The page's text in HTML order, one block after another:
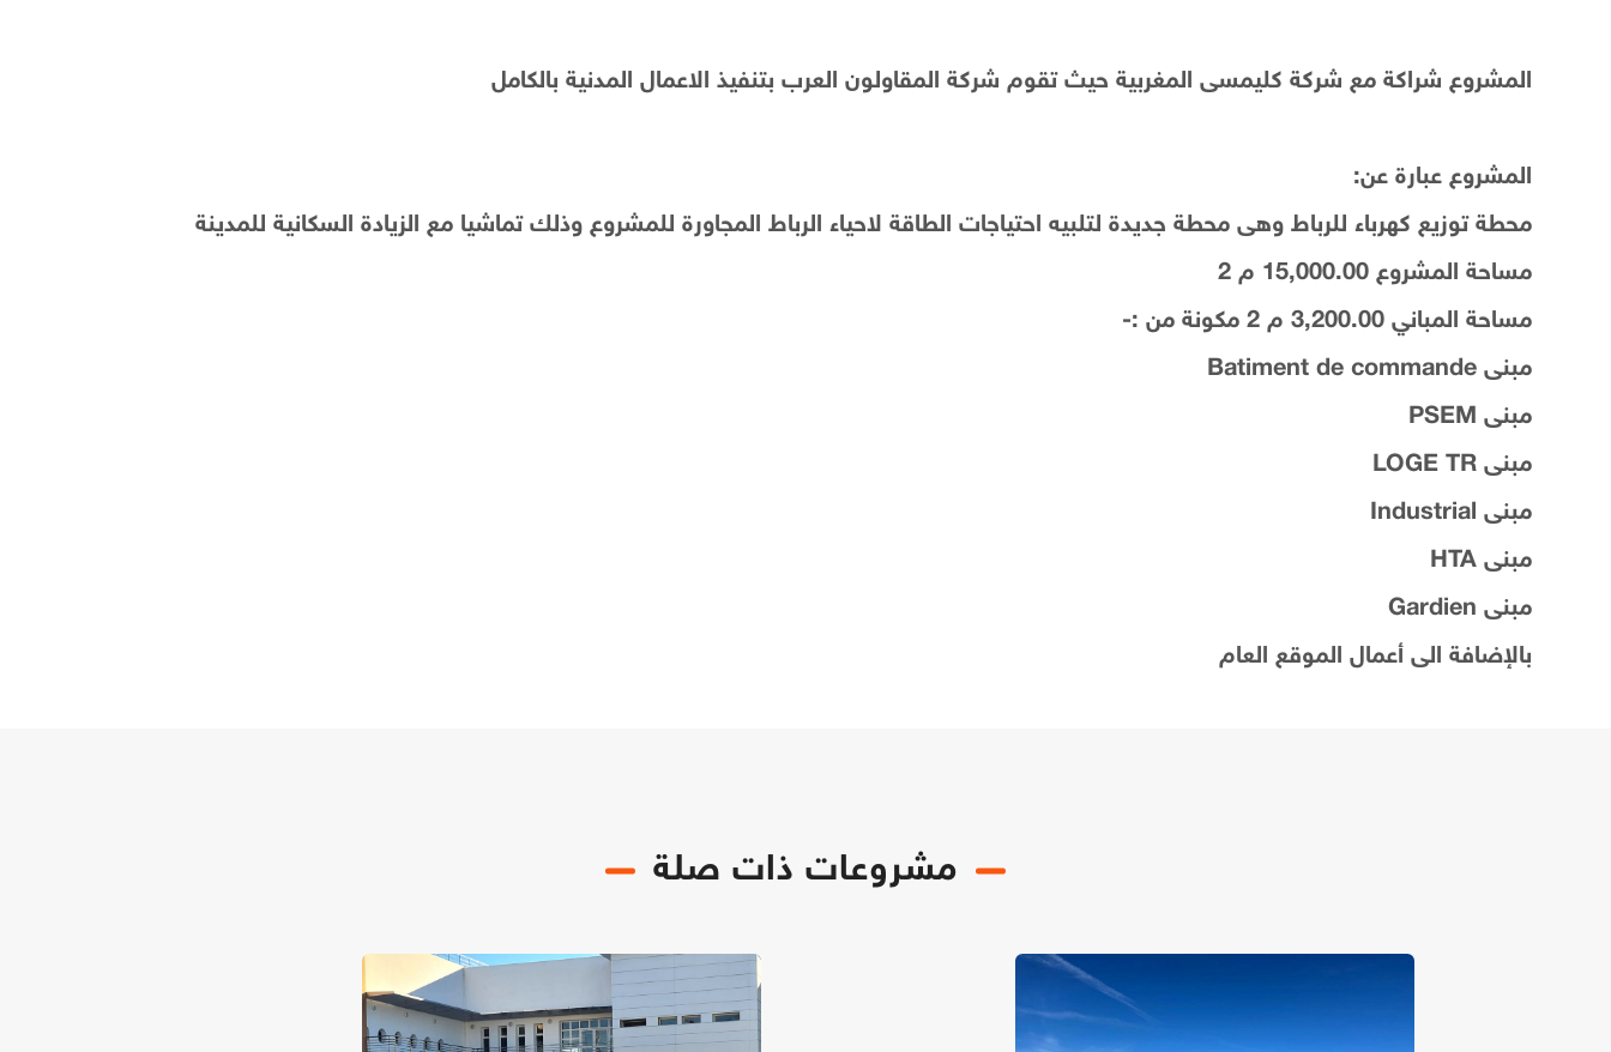
المشروع شراكة مع شركة كليمسى المغربية حيث تقوم شركة المقاولون العرب بتنفيذ الاعمال المدنية بالكامل
المشروع عبارة عن:
محطة توزيع كهرباء للرباط وهى محطة جديدة لتلبيه احتياجات الطاقة لاحياء الرباط المجاورة للمشروع وذلك تماشيا مع الزيادة السكانية للمدينة
مساحة المشروع 15,000.00 م 2
مساحة المباني 3,200.00 م 2 مكونة من :-
مبنى Batiment de commande
مبنى PSEM
مبنى LOGE TR
مبنى Industrial
مبنى HTA
مبنى Gardien
بالإضافة الى أعمال الموقع العام
مشروعات ذات صلة